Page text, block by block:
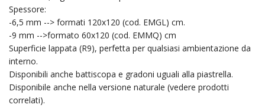
Spessore:
-6,5 mm --> formati 120x120 (cod. EMGL) cm.
-9 mm -->formato 60x120 (cod. EMMQ) cm
Superficie lappata (R9), perfetta per qualsiasi ambientazione da
interno.
Disponibili anche battiscopa e gradoni uguali alla piastrella.
Disponibile anche nella versione naturale (vedere prodotti
correlati).